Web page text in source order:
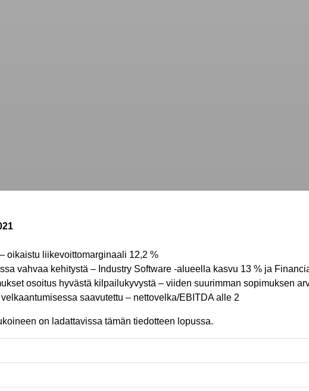
oikaistu liikevoittomarginaali 12,2 %
vahvaa kehitystä – Industry Software -alueella kasvu 13 % ja
osoitus hyvästä kilpailukyvystä – viiden suurimman sopimuksen
saavutettu – nettovelka/EBITDA alle 2
on ladattavissa tämän tiedotteen lopussa.